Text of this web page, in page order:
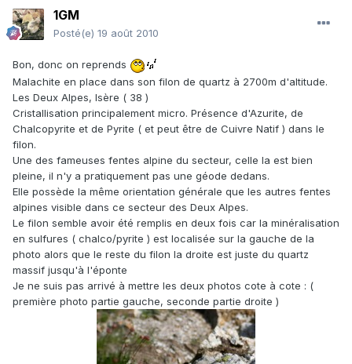
1GM
Posté(e) 19 août 2010
Bon, donc on reprends
Malachite en place dans son filon de quartz à 2700m d'altitude.
Les Deux Alpes, Isère ( 38 )
Cristallisation principalement micro. Présence d'Azurite, de
Chalcopyrite et de Pyrite ( et peut être de Cuivre Natif ) dans le
filon.
Une des fameuses fentes alpine du secteur, celle la est bien
pleine, il n'y a pratiquement pas une géode dedans.
Elle possède la même orientation générale que les autres fentes
alpines visible dans ce secteur des Deux Alpes.
Le filon semble avoir été remplis en deux fois car la minéralisation
en sulfures ( chalco/pyrite ) est localisée sur la gauche de la
photo alors que le reste du filon la droite est juste du quartz
massif jusqu'à l'éponte
Je ne suis pas arrivé à mettre les deux photos cote à cote : (
première photo partie gauche, seconde partie droite )